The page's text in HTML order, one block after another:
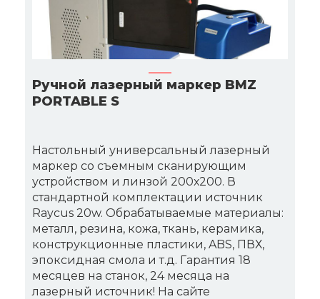
Ручной лазерный маркер BMZ
PORTABLE S
Настольный универсальный лазерный
маркер со съемным сканирующим
устройством и линзой 200х200. В
стандартной комплектации источник
Raycus 20w. Обрабатываемые материалы:
металл, резина, кожа, ткань, керамика,
конструкционные пластики, ABS, ПВХ,
эпоксидная смола и т.д. Гарантия 18
месяцев на станок, 24 месяца на
лазерный источник! На сайте